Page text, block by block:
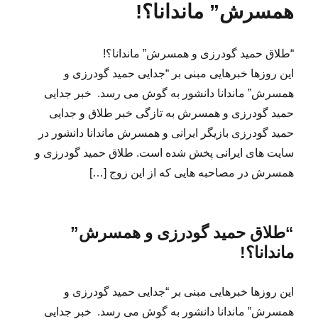
همسرش” ماندانا؟!
“طلاق حمید گودرزی و همسرش” ماندانا؟!
این روزها خبرهایی مبنی بر “جدایی حمید گودرزی و
همسرش” ماندانا دانشور به گوش می رسد. خبر جدایی
حمید گودرزی و همسرش به تازگی خبر طلاق و جدایی
حمید گودرزی بازیگر ایرانی و همسرش ماندانا دانشور در
سایت های ایرانی پخش شده است. طلاق حمید گودرزی و
همسرش در مصاحبه هایی که از این زوج […]
“طلاق حمید گودرزی و همسرش”
ماندانا؟!
این روزها خبرهایی مبنی بر “جدایی حمید گودرزی و
همسرش” ماندانا دانشور به گوش می رسد. خبر جدایی